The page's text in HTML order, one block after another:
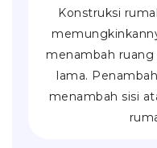
Konstruksi
menambah
lama.
menambah sisi